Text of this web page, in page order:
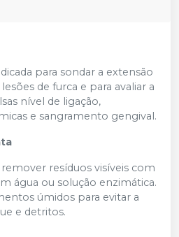
para sondar a extensão
de furca e para avaliar a
nível de ligação,
e sangramento gengival.
resíduos visíveis com
água ou solução enzimática.
úmidos para evitar a
e detritos.